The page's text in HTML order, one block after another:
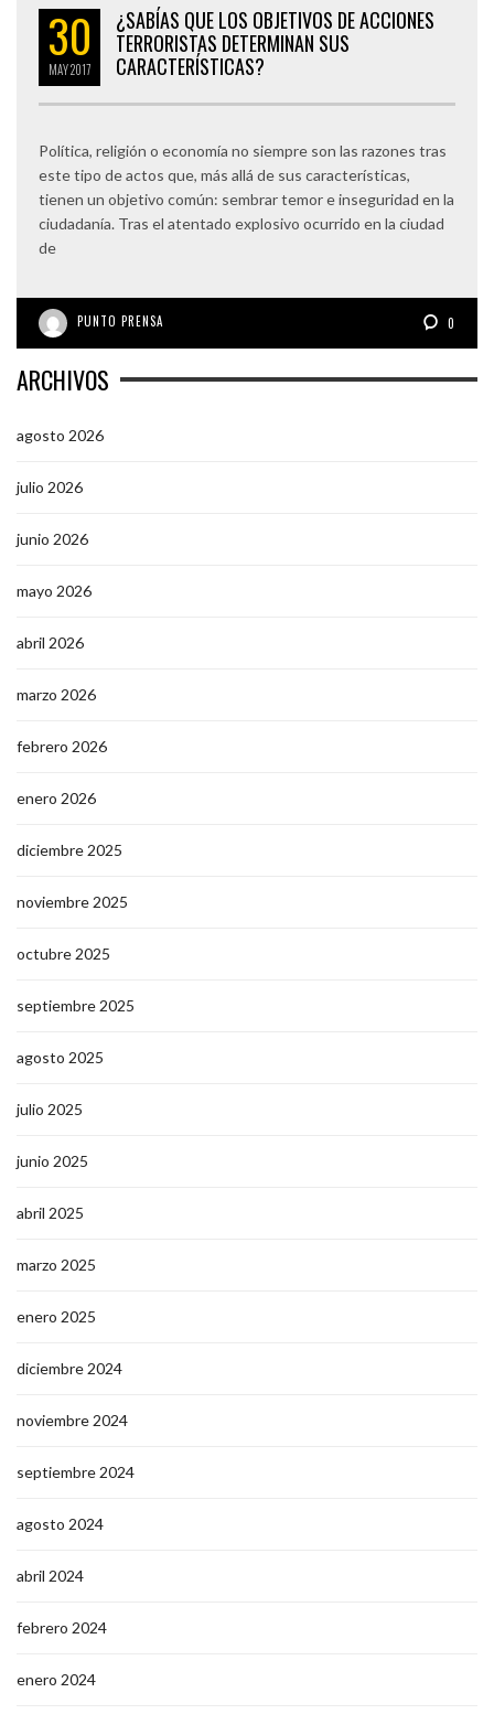
30
MAY2017
¿SABÍAS QUE LOS OBJETIVOS DE ACCIONES
TERRORISTAS DETERMINAN SUS
CARACTERÍSTICAS?
Política, religión o economía no siempre son las razones tras
este tipo de actos que, más allá de sus características,
tienen un objetivo común: sembrar temor e inseguridad en la
ciudadanía. Tras el atentado explosivo ocurrido en la ciudad
de
PUNTO PRENSA 0
ARCHIVOS
agosto 2026
julio 2026
junio 2026
mayo 2026
abril 2026
marzo 2026
febrero 2026
enero 2026
diciembre 2025
noviembre 2025
octubre 2025
septiembre 2025
agosto 2025
julio 2025
junio 2025
abril 2025
marzo 2025
enero 2025
diciembre 2024
noviembre 2024
septiembre 2024
agosto 2024
abril 2024
febrero 2024
enero 2024